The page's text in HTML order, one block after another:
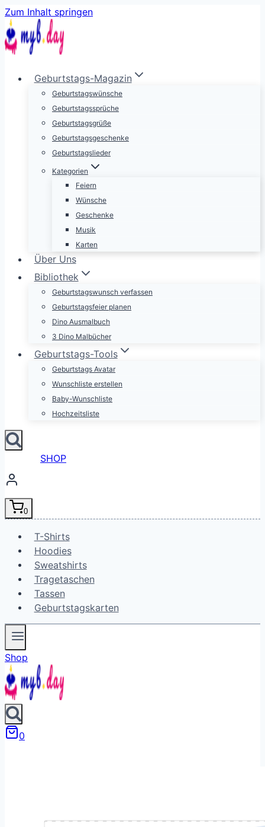
Zum Inhalt springen
Geburtstags-Magazin
Geburtstagswünsche
Geburtstagssprüche
Geburtstagsgrüße
Geburtstagsgeschenke
Geburtstagslieder
Kategorien
Feiern
Wünsche
Geschenke
Musik
Karten
Über Uns
Bibliothek
Geburtstagswunsch verfassen
Geburtstagsfeier planen
Dino Ausmalbuch
3 Dino Malbücher
Geburtstags-Tools
Geburtstags Avatar
Wunschliste erstellen
Baby-Wunschliste
Hochzeitsliste
SHOP
0
T-Shirts
Hoodies
Sweatshirts
Tragetaschen
Tassen
Geburtstagskarten
Shop
0